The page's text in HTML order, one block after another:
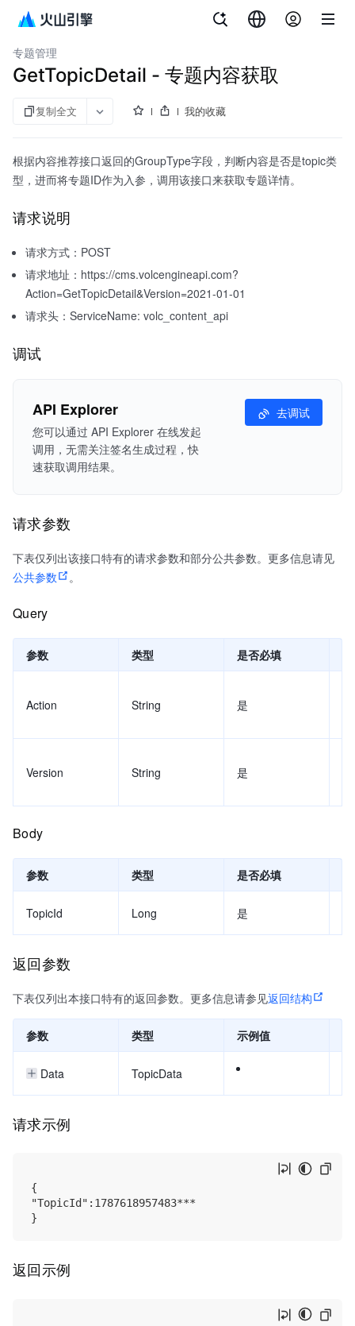
内容管理平台
专题管理
GetTopicDetail - 专题内容获取
复制全文 我的收藏
根据内容推荐接口返回的GroupType字段，判断内容是否是topic类
型，进而将专题ID作为入参，调用该接口来获取专题详情。
请求说明
请求方式：POST
请求地址：https://cms.volcengineapi.com?
Action=GetTopicDetail&Version=2021-01-01
请求头：ServiceName: volc_content_api
调试
API Explorer
您可以通过 API Explorer 在线发起
调用，无需关注签名生成过程，快
速获取调用结果。
去调试
请求参数
下表仅列出该接口特有的请求参数和部分公共参数。更多信息请见
公共参数
。
Query
参数 类型 是否必填
Action String 是
Version String 是
Body
参数 类型 是否必填
TopicId Long 是
返回参数
下表仅列出本接口特有的返回参数。更多信息请参见返回结构
参数 类型 示例值
Data TopicData
请求示例
{
"TopicId":1787618957483***
返回示例